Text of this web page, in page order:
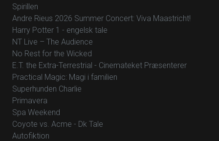
Spirillen
Andre Rieus 2026 Summer Concert: Viva Maastricht!
Harry Potter 1 - engelsk tale
NT Live – The Audience
No Rest for the Wicked
E.T. the Extra-Terrestrial - Cinemateket Præsenterer
Practical Magic: Magi i familien
Superhunden Charlie
Primavera
Spa Weekend
Coyote vs. Acme - Dk Tale
Autofiktion